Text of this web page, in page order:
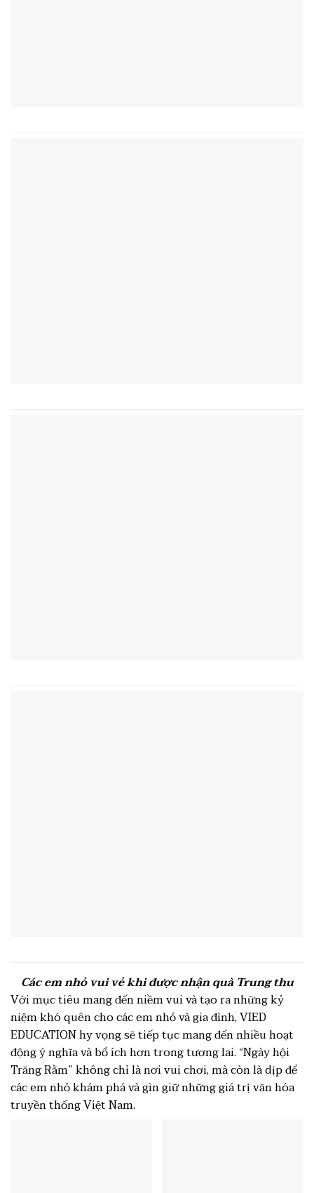
Các em nhỏ vui vẻ khi được nhận quà Trung thu
Với mục tiêu mang đến niềm vui và tạo ra những kỷ
niệm khó quên cho các em nhỏ và gia đình, VIED
EDUCATION hy vọng sẽ tiếp tục mang đến nhiều hoạt
động ý nghĩa và bổ ích hơn trong tương lai. “Ngày hội
Trăng Rằm” không chỉ là nơi vui chơi, mà còn là dịp để
các em nhỏ khám phá và gìn giữ những giá trị văn hóa
truyền thống Việt Nam.